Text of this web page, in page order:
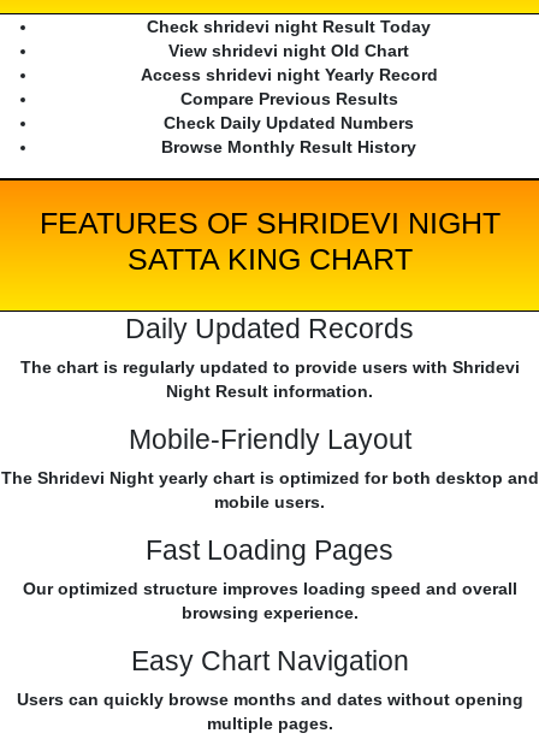
Check shridevi night Result Today
View shridevi night Old Chart
Access shridevi night Yearly Record
Compare Previous Results
Check Daily Updated Numbers
Browse Monthly Result History
FEATURES OF SHRIDEVI NIGHT
SATTA KING CHART
Daily Updated Records
The chart is regularly updated to provide users with Shridevi
Night Result information.
Mobile-Friendly Layout
The Shridevi Night yearly chart is optimized for both desktop and
mobile users.
Fast Loading Pages
Our optimized structure improves loading speed and overall
browsing experience.
Easy Chart Navigation
Users can quickly browse months and dates without opening
multiple pages.